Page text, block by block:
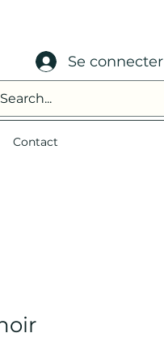
Se connecter
Contact